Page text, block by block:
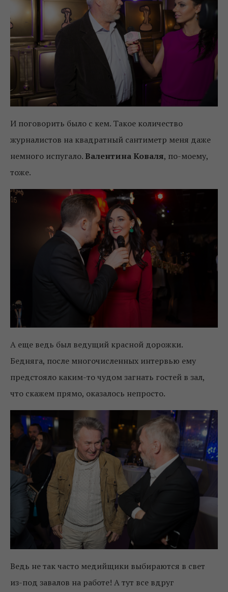
И поговорить было с кем. Такое количество
журналистов на квадратный сантиметр меня даже
немного испугало. Валентина Коваля, по-моему,
тоже.
А еще ведь был ведущий красной дорожки.
Бедняга, после многочисленных интервью ему
предстояло каким-то чудом загнать гостей в зал,
что скажем прямо, оказалось непросто.
Ведь не так часто медийщики выбираются в свет
из-под завалов на работе! А тут все вдруг